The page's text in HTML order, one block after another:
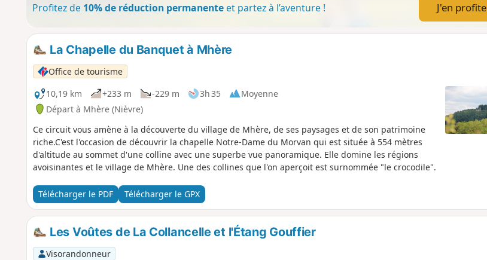
Profitez de 10% de réduction permanenteet partez à l’aventure ! J'en profite
La Chapelle du Banquet à Mhère
Office de tourisme
10,19 km
+233 m -229 m 3h 35
Moyenne
Départ à Mhère (Nièvre)
Ce circuit vous amène à la découverte du village de Mhère, de ses paysages et de son patrimoine
riche.C'est l'occasion de découvrir la chapelle Notre-Dame du Morvan qui est située à 554 mètres
d'altitude au sommet d'une colline avec une superbe vue panoramique. Elle domine les régions
avoisinantes et le village de Mhère. Une des collines que l'on aperçoit est surnommée "le crocodile".
Télécharger le PDF Télécharger le GPX
Les Voûtes de La Collancelle et l'Étang Gouffier
Visorandonneur